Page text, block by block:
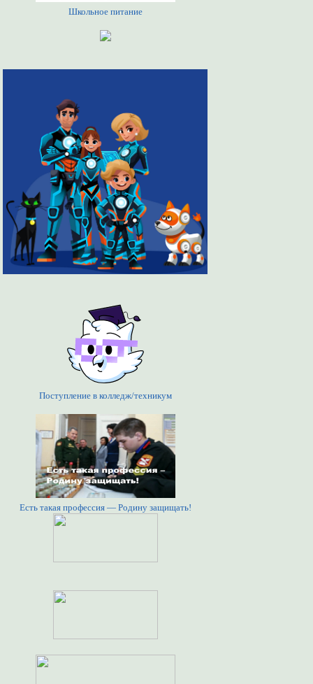
Школьное питание
Поступление в колледж/техникум
Есть такая профессия — Родину защищать!